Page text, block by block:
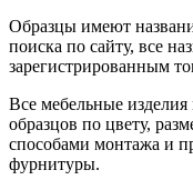
Образцы имеют
поиска по сайту, все
зарегистрированным
Все мебельные изделия
образцов по цвету,
способами монтажа и
фурнитуры.